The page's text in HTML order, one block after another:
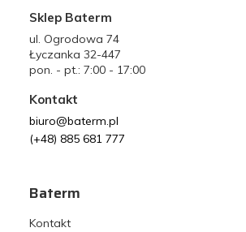
Sklep Baterm
ul. Ogrodowa 74
Łyczanka 32-447
pon. - pt.: 7:00 - 17:00
Kontakt
biuro@baterm.pl
(+48) 885 681 777
Baterm
Kontakt